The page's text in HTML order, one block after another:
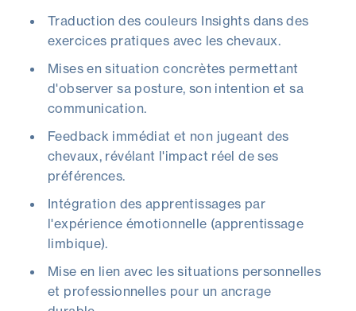
Traduction des couleurs Insights dans des
exercices pratiques avec les chevaux.
Mises en situation concrètes permettant
d'observer sa posture, son intention et sa
communication.
Feedback immédiat et non jugeant des
chevaux, révélant l'impact réel de ses
préférences.
Intégration des apprentissages par
l'expérience émotionnelle (apprentissage
limbique).
Mise en lien avec les situations personnelles
et professionnelles pour un ancrage